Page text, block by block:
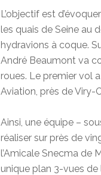
L’objectif est
les quais de Seine au
hydravions à coque.
André Beaumont va
roues. Le premier vol
Aviation, près de Viry-
Ainsi, une équipe –
réaliser sur près de
l’Amicale Snecma de
unique plan 3-vues de